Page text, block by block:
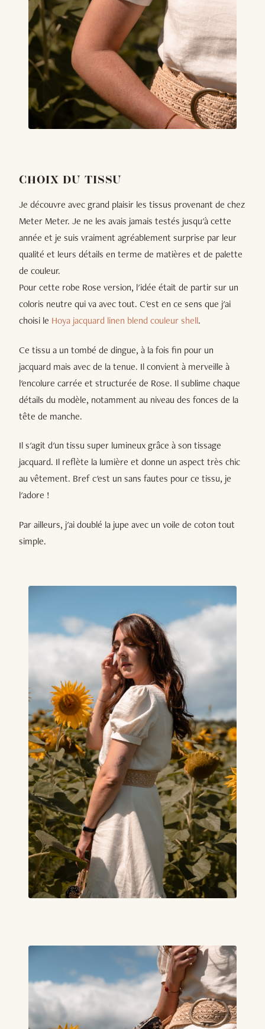
CHOIX DU TISSU
Je découvre avec grand plaisir les tissus provenant de chez
Meter Meter. Je ne les avais jamais testés jusqu'à cette
année et je suis vraiment agréablement surprise par leur
qualité et leurs détails en terme de matières et de palette
de couleur.
Pour cette robe Rose version, l'idée était de partir sur un
coloris neutre qui va avec tout. C'est en ce sens que j'ai
choisi le Hoya jacquard linen blend couleur shell.
Ce tissu a un tombé de dingue, à la fois fin pour un
jacquard mais avec de la tenue. Il convient à merveille à
l'encolure carrée et structurée de Rose. Il sublime chaque
détails du modèle, notamment au niveau des fonces de la
tête de manche.
Il s'agit d'un tissu super lumineux grâce à son tissage
jacquard. Il reflète la lumière et donne un aspect très chic
au vêtement. Bref c'est un sans fautes pour ce tissu, je
l'adore !
Par ailleurs, j'ai doublé la jupe avec un voile de coton tout
simple.